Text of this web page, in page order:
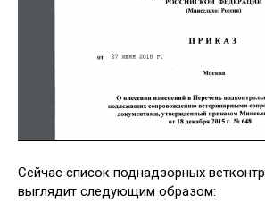
Сейчас список поднадзорных
выглядит следующим образом: